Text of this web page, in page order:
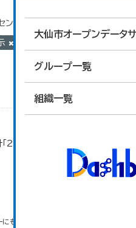
大仙市オープンデータ
グループ一覧
組織一覧
ンス:
2-6 労働力人口」のデータ
もアクセス可能です